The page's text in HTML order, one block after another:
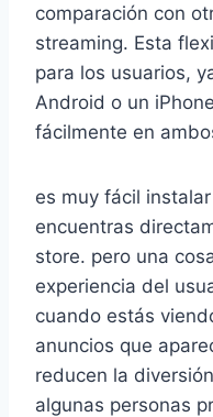
comparación con
streaming. Esta
para los usuarios,
Android o un
fácilmente en
es muy fácil
encuentras
store. pero una
experiencia del
cuando estás
anuncios que
reducen la
algunas personas